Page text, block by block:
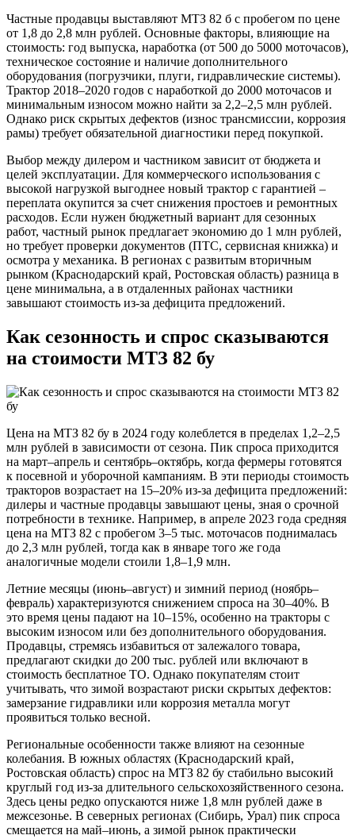
Частные продавцы выставляют МТЗ 82 б с пробегом по цене
от 1,8 до 2,8 млн рублей. Основные факторы, влияющие на
стоимость: год выпуска, наработка (от 500 до 5000 моточасов),
техническое состояние и наличие дополнительного
оборудования (погрузчики, плуги, гидравлические системы).
Трактор 2018–2020 годов с наработкой до 2000 моточасов и
минимальным износом можно найти за 2,2–2,5 млн рублей.
Однако риск скрытых дефектов (износ трансмиссии, коррозия
рамы) требует обязательной диагностики перед покупкой.
Выбор между дилером и частником зависит от бюджета и
целей эксплуатации. Для коммерческого использования с
высокой нагрузкой выгоднее новый трактор с гарантией –
переплата окупится за счет снижения простоев и ремонтных
расходов. Если нужен бюджетный вариант для сезонных
работ, частный рынок предлагает экономию до 1 млн рублей,
но требует проверки документов (ПТС, сервисная книжка) и
осмотра у механика. В регионах с развитым вторичным
рынком (Краснодарский край, Ростовская область) разница в
цене минимальна, а в отдаленных районах частники
завышают стоимость из-за дефицита предложений.
Как сезонность и спрос сказываются
на стоимости МТЗ 82 бу
Цена на МТЗ 82 бу в 2024 году колеблется в пределах 1,2–2,5
млн рублей в зависимости от сезона. Пик спроса приходится
на март–апрель и сентябрь–октябрь, когда фермеры готовятся
к посевной и уборочной кампаниям. В эти периоды стоимость
тракторов возрастает на 15–20% из-за дефицита предложений:
дилеры и частные продавцы завышают цены, зная о срочной
потребности в технике. Например, в апреле 2023 года средняя
цена на МТЗ 82 с пробегом 3–5 тыс. моточасов поднималась
до 2,3 млн рублей, тогда как в январе того же года
аналогичные модели стоили 1,8–1,9 млн.
Летние месяцы (июнь–август) и зимний период (ноябрь–
февраль) характеризуются снижением спроса на 30–40%. В
это время цены падают на 10–15%, особенно на тракторы с
высоким износом или без дополнительного оборудования.
Продавцы, стремясь избавиться от залежалого товара,
предлагают скидки до 200 тыс. рублей или включают в
стоимость бесплатное ТО. Однако покупателям стоит
учитывать, что зимой возрастают риски скрытых дефектов:
замерзание гидравлики или коррозия металла могут
проявиться только весной.
Региональные особенности также влияют на сезонные
колебания. В южных областях (Краснодарский край,
Ростовская область) спрос на МТЗ 82 бу стабильно высокий
круглый год из-за длительного сельскохозяйственного сезона.
Здесь цены редко опускаются ниже 1,8 млн рублей даже в
межсезонье. В северных регионах (Сибирь, Урал) пик спроса
смещается на май–июнь, а зимой рынок практически